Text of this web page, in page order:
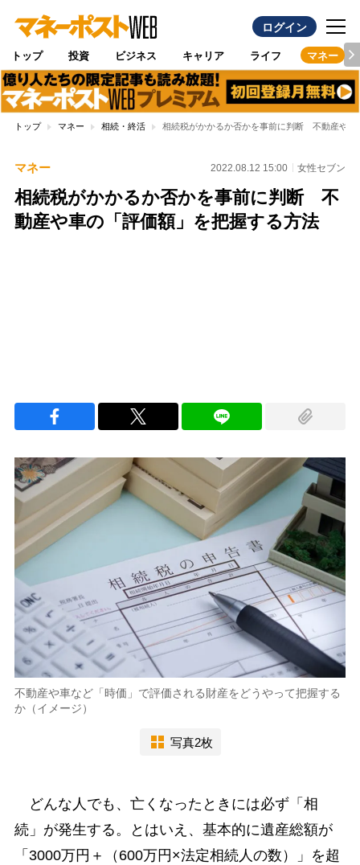
ログイン
トップ 投資 ビジネス キャリア ライフ マネー
トップ マネー 相続・終活 相続税がかかるか否かを事前に判断 不動産や車
マネー 2022.08.12 15:00 女性セブン
相続税がかかるか否かを事前に判断 不
動産や車の「評価額」を把握する方法
不動産や車など「時価」で評価される財産をどうやって把握する
か（イメージ）
写真2枚
どんな人でも、亡くなったときには必ず「相
続」が発生する。とはいえ、基本的に遺産総額が
「3000万円＋（600万円×法定相続人の数）」を超